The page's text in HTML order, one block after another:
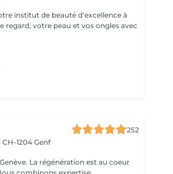
institut de beauté d'excellence à
regard, votre peau et vos ongles avec
252
CH-1204 Genf
est au coeur